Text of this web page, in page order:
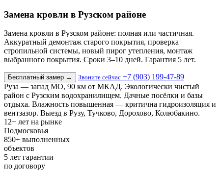
Замена кровли в Рузском районе
Замена кровли в Рузском районе: полная или частичная.
Аккуратный демонтаж старого покрытия, проверка
стропильной системы, новый пирог утепления, монтаж
выбранного покрытия. Сроки 3–10 дней. Гарантия 5 лет.
Бесплатный замер → Звоните сейчас +7 (903) 199-47-89
Руза — запад МО, 90 км от МКАД. Экологически чистый
район с Рузским водохранилищем. Дачные посёлки и базы
отдыха. Влажность повышенная — критична гидроизоляция и
вентзазор. Выезд в Рузу, Тучково, Дорохово, Колюбакино.
12+ лет на рынке
Подмосковья
850+ выполненных
объектов
5 лет гарантии
по договору